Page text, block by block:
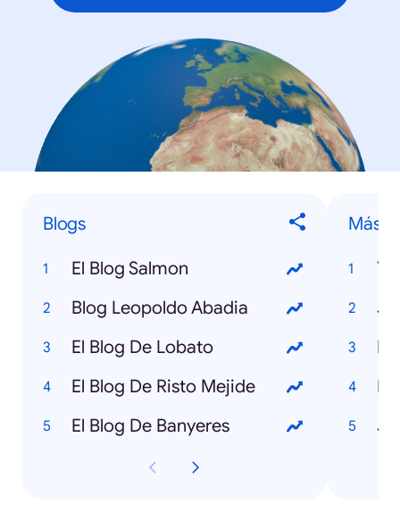
Blogs
El Blog Salmon
Blog Leopoldo Abadia
El Blog De Lobato
El Blog De Risto Mejide
El Blog De Banyeres
Más